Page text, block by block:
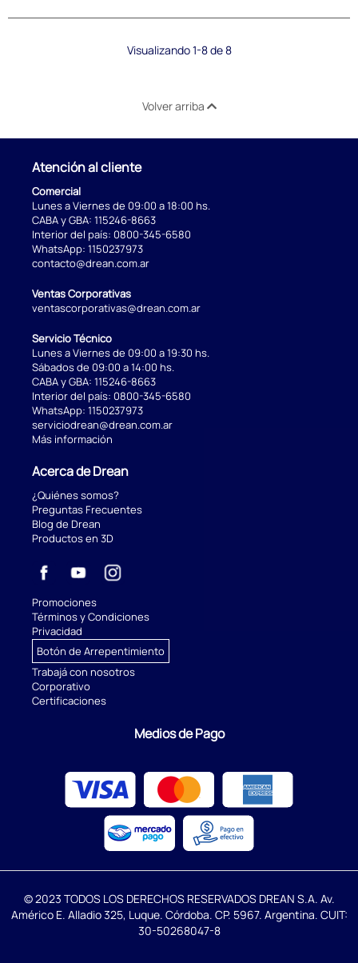
Visualizando 1-8 de 8
Volver arriba
Atención al cliente
Comercial
Lunes a Viernes de 09:00 a 18:00 hs.
CABA y GBA: 115246-8663
Interior del país: 0800-345-6580
WhatsApp: 1150237973
contacto@drean.com.ar
Ventas Corporativas
ventascorporativas@drean.com.ar
Servicio Técnico
Lunes a Viernes de 09:00 a 19:30 hs.
Sábados de 09:00 a 14:00 hs.
CABA y GBA: 115246-8663
Interior del país: 0800-345-6580
WhatsApp: 1150237973
serviciodrean@drean.com.ar
Más información
Acerca de Drean
¿Quiénes somos?
Preguntas Frecuentes
Blog de Drean
Productos en 3D
Promociones
Términos y Condiciones
Privacidad
Botón de Arrepentimiento
Trabajá con nosotros
Corporativo
Certificaciones
Medios de Pago
© 2023 TODOS LOS DERECHOS RESERVADOS DREAN S.A. Av.
Américo E. Alladio 325, Luque. Córdoba. CP. 5967. Argentina. CUIT:
30-50268047-8